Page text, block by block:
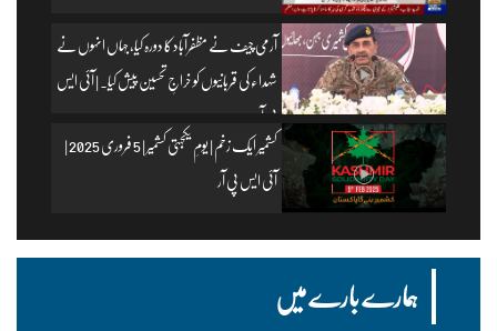
آرمی چیف نے مظفرآباد کا دورہ کیا، جہاں انہوں نے
شہداء کی قربانیوں کو خراجِ تحسین پیش کیا۔ | آئی ایس
پی آر
کشمیر ایک زخم | یومِ یکجہتی کشمیر | 5 فروری 2025 |
آئی ایس پی آر
ہمارے بارے میں